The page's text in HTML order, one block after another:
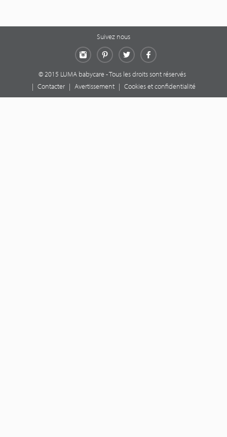
Suivez nous
Pinterest TwitterFacebook
© 2015 LUMA babycare - Tous les droits sont réservés
| Contacter | Avertissement | Cookies et confidentialité